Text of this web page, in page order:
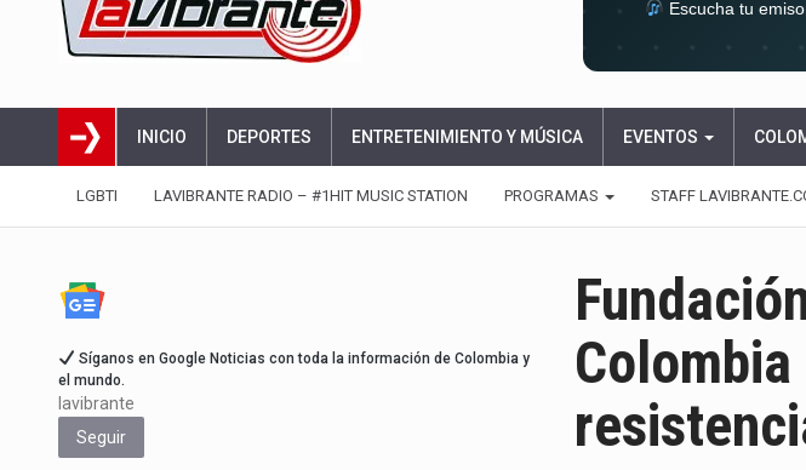
Escucha tu
INICIO DEPORTES ENTRETENIMIENTO Y MÚSICA EVENTOS
LGBTI LAVIBRANTE RADIO – #1HIT MUSIC STATION PROGRAMAS STAFF
Síganos en Google Noticias con toda la información de Colombia y
el mundo.
lavibrante
Seguir